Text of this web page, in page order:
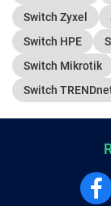
Switch Zyxel
Switch HPE
Switch Mikrotik
Switch